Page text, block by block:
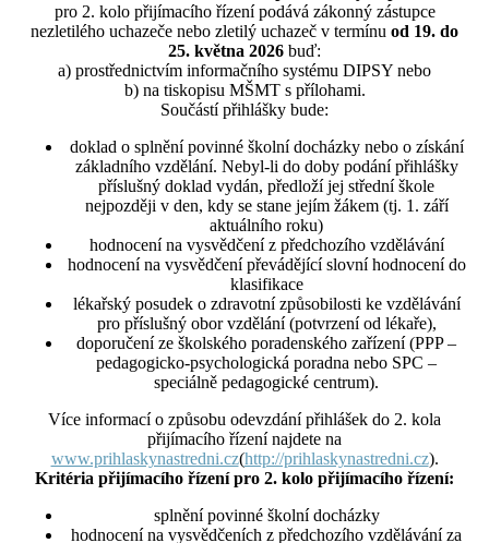
pro 2. kolo přijímacího řízení podává zákonný zástupce
nezletilého uchazeče nebo zletilý uchazeč v termínu od 19. do
25. května 2026 buď:
a) prostřednictvím informačního systému DIPSY nebo
b) na tiskopisu MŠMT s přílohami.
Součástí přihlášky bude:
doklad o splnění povinné školní docházky nebo o získání
základního vzdělání. Nebyl-li do doby podání přihlášky
příslušný doklad vydán, předloží jej střední škole
nejpozději v den, kdy se stane jejím žákem (tj. 1. září
aktuálního roku)
hodnocení na vysvědčení z předchozího vzdělávání
hodnocení na vysvědčení převádějící slovní hodnocení do
klasifikace
lékařský posudek o zdravotní způsobilosti ke vzdělávání
pro příslušný obor vzdělání (potvrzení od lékaře),
doporučení ze školského poradenského zařízení (PPP –
pedagogicko-psychologická poradna nebo SPC –
speciálně pedagogické centrum).
Více informací o způsobu odevzdání přihlášek do 2. kola
přijímacího řízení najdete na
www.prihlaskynastredni.cz(http://prihlaskynastredni.cz).
Kritéria přijímacího řízení pro 2. kolo přijímacího řízení:
splnění povinné školní docházky
hodnocení na vysvědčeních z předchozího vzdělávání za